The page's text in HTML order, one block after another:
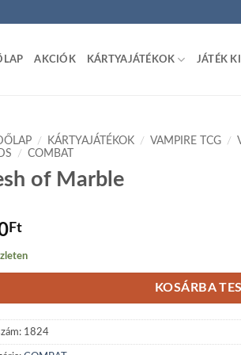
AKCIÓK KÁRTYAJÁTÉKOK JÁTÉK
/ KÁRTYAJÁTÉKOK / VAMPIRE TCG /
/ COMBAT
of Marble
Ft
KOSÁRBA
1824